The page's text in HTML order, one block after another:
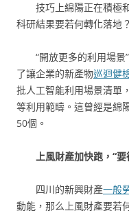
技巧上綿陽正在積極
科研結果要若何轉化落地？
“開放更多的利用場
了讓企業的新產物巡迴健
批人工智能利用場景清單
等利用範疇。這曾經是綿
50個。
上風財產加快跑，“要
四川的新興財產一般
動能，那么上風財產要若